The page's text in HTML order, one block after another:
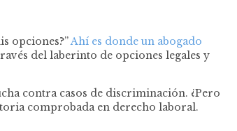
opciones?” Ahí es donde un abogado
del laberinto de opciones legales y
contra casos de discriminación. ¿Pero
comprobada en derecho laboral.